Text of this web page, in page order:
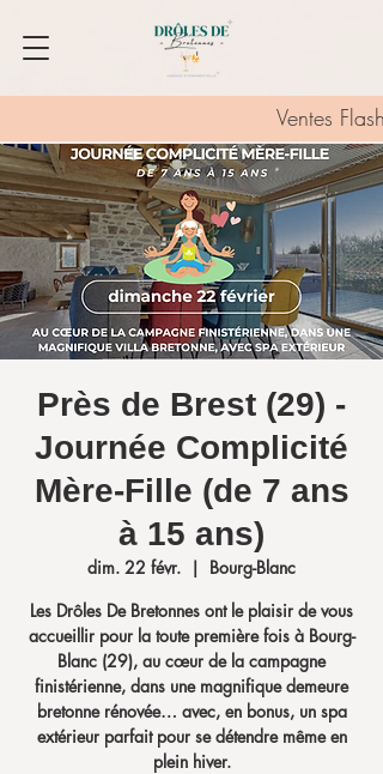
Ventes Flash :
Près de Brest (29) -
Journée Complicité
Mère-Fille (de 7 ans
à 15 ans)
dim. 22 févr.
  |
Bourg-Blanc
Les Drôles De Bretonnes ont le plaisir de vous
accueillir pour la toute première fois à Bourg-
Blanc (29), au cœur de la campagne
finistérienne, dans une magnifique demeure
bretonne rénovée… avec, en bonus, un spa
extérieur parfait pour se détendre même en
plein hiver.